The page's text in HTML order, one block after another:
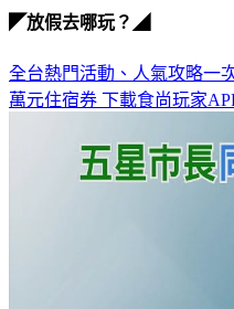
萬元住宿券下載食尚玩家